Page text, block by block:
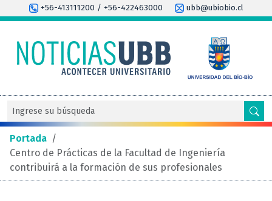
+56-413111200 / +56-422463000 ubb@ubiobio.cl
Portada /
Centro de Prácticas de la Facultad de Ingeniería
contribuirá a la formación de sus profesionales